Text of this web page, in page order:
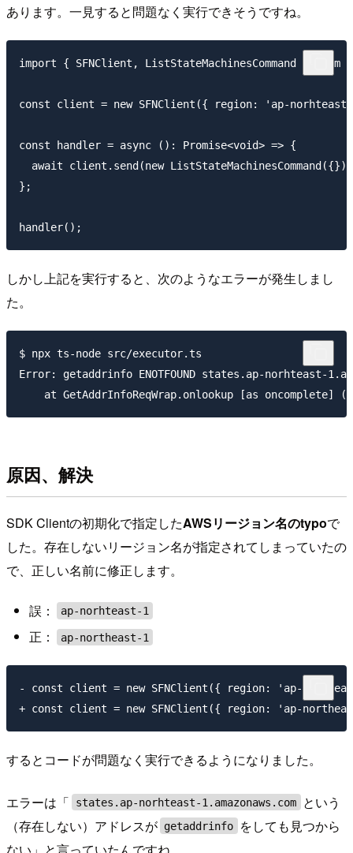
あります。一見すると問題なく実行できそうですね。
import { SFNClient, ListStateMachinesCommand }
const client = new SFNClient({ region: 'ap-
const handler = async (): Promise<void> => {
await client.send(new
};
しかし上記を実行すると、次のようなエラーが発生しまし
た。
$ npx ts-node src/executor.ts
Error: getaddrinfo ENOTFOUND states.ap-norhteast-
原因、解決
SDK Clientの初期化で指定したAWSリージョン名のtypoで
した。存在しないリージョン名が指定されてしまっていたの
で、正しい名前に修正します。
誤： ap-norhteast-1
正： ap-northeast-1
- const client = new SFNClient({ region: 'ap-
するとコードが問題なく実行できるようになりました。
エラーは「 states.ap-norhteast-1.amazonaws.com
という
（存在しない）アドレスが getaddrinfo
をしても見つから
ない」と言っていたんですね。